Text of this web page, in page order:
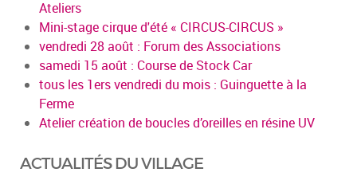
Ateliers
Mini-stage cirque d'été « CIRCUS-CIRCUS »
vendredi 28 août : Forum des Associations
samedi 15 août : Course de Stock Car
tous les 1ers vendredi du mois : Guinguette à la
Ferme
Atelier création de boucles d’oreilles en résine UV
ACTUALITÉS DU VILLAGE